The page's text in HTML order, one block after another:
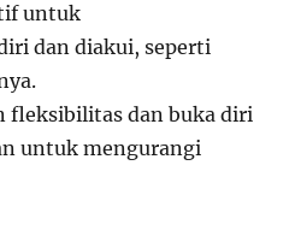
untuk
dan diakui, seperti
fleksibilitas dan buka diri
untuk mengurangi